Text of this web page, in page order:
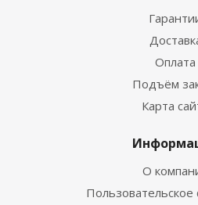
Оплата
Подъём
Карта
О
Пользовательское